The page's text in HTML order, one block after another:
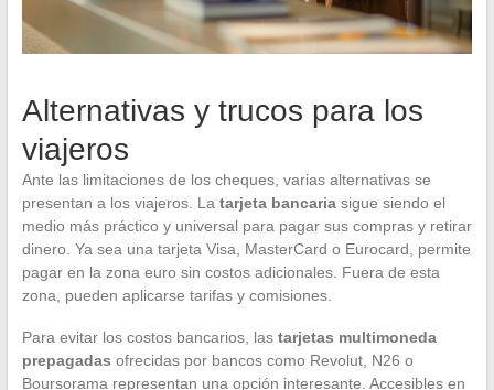
Alternativas y trucos para los
viajeros
Ante las limitaciones de los cheques, varias alternativas se
presentan a los viajeros. La tarjeta bancariasigue siendo el
medio más práctico y universal para pagar sus compras y retirar
dinero. Ya sea una tarjeta Visa, MasterCard o Eurocard, permite
pagar en la zona euro sin costos adicionales. Fuera de esta
zona, pueden aplicarse tarifas y comisiones.
Para evitar los costos bancarios, las tarjetas multimoneda
prepagadas ofrecidas por bancos como Revolut, N26 o
Boursorama representan una opción interesante. Accesibles en